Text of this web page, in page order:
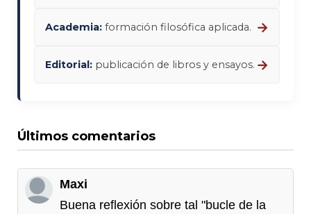
Academia: formación filosófica aplicada. →
Editorial: publicación de libros y ensayos. →
Últimos comentarios
Maxi
Buena reflexión sobre tal "bucle de la